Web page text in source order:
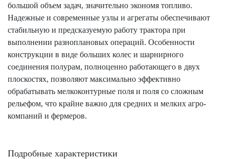
большой объем задач, значительно экономя топливо.
Надежные и современные узлы и агрегаты обеспечивают
стабильную и предсказуемую работу трактора при
выполнении разноплановых операций. Особенности
конструкции в виде больших колес и шарнирного
соединения полурам, полноценно работающего в двух
плоскостях, позволяют максимально эффективно
обрабатывать мелкоконтурные поля и поля со сложным
рельефом, что крайне важно для средних и мелких агро-
компаний и фермеров.
Подробные характеристики